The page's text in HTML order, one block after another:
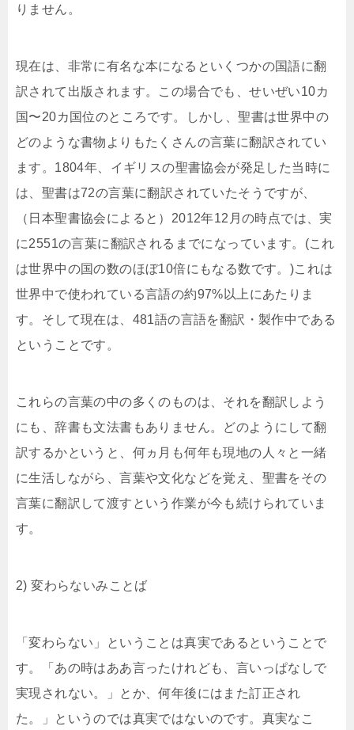
りません。
現在は、非常に有名な本になるといくつかの国語に翻
訳されて出版されます。この場合でも、せいぜい10カ
国〜20カ国位のところです。しかし、聖書は世界中の
どのような書物よりもたくさんの言葉に翻訳されてい
ます。1804年、イギリスの聖書協会が発足した当時に
は、聖書は72の言葉に翻訳されていたそうですが、
（日本聖書協会によると）2012年12月の時点では、実
に2551の言葉に翻訳されるまでになっています。(これ
は世界中の国の数のほぼ10倍にもなる数です。)これは
世界中で使われている言語の約97%以上にあたりま
す。そして現在は、481語の言語を翻訳・製作中である
ということです。
これらの言葉の中の多くのものは、それを翻訳しよう
にも、辞書も文法書もありません。どのようにして翻
訳するかというと、何ヵ月も何年も現地の人々と一緒
に生活しながら、言葉や文化などを覚え、聖書をその
言葉に翻訳して渡すという作業が今も続けられていま
す。
2) 変わらないみことば
「変わらない」ということは真実であるということで
す。「あの時はああ言ったけれども、言いっぱなしで
実現されない。」とか、何年後にはまた訂正され
た。」というのでは真実ではないのです。真実なこ